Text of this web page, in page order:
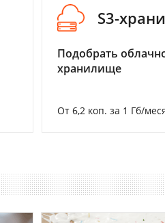
S3-
Подобрать
хранилище
От 6,2 коп. за 1 Гб/